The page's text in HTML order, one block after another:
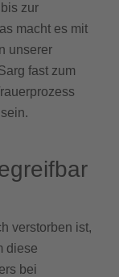
zur
macht es mit
unserer
fast zum
verstorben ist,
diese
bei